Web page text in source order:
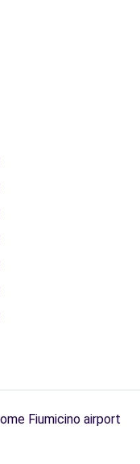
Fiumicino airport